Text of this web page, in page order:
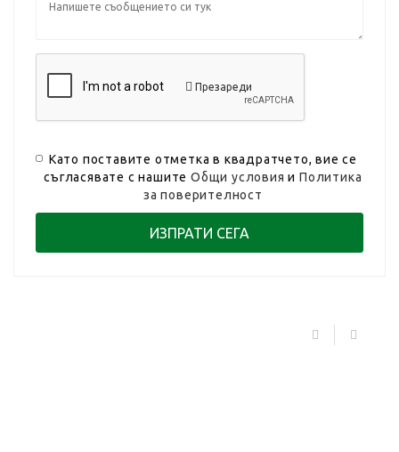
Презареди
Като поставите отметка в квадратчето, вие се
съгласявате с нашитеОбщи условия иПолитика
за поверителност